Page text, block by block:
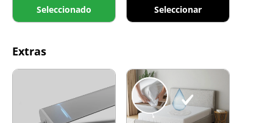
Seleccionado Seleccionar
Extras